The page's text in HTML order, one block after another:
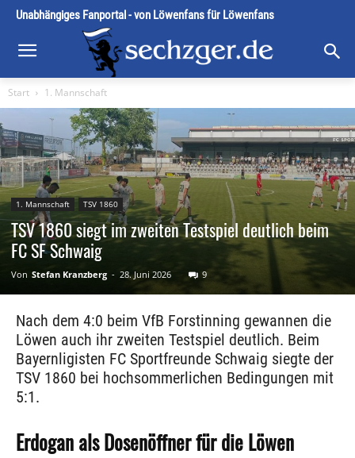
Unabhängiges Fanportal - von Löwenfans für Löwenfans
Start 1. Mannschaft
1. Mannschaft TSV 1860
TSV 1860 siegt im zweiten Testspiel deutlich beim
FC SF Schwaig
Von Stefan Kranzberg - 28. Juni 2026 9
Nach dem 4:0 beim VfB Forstinning gewannen die
Löwen auch ihr zweiten Testspiel deutlich. Beim
Bayernligisten FC Sportfreunde Schwaig siegte der
TSV 1860 bei hochsommerlichen Bedingungen mit
5:1.
Erdogan als Dosenöffner für die Löwen